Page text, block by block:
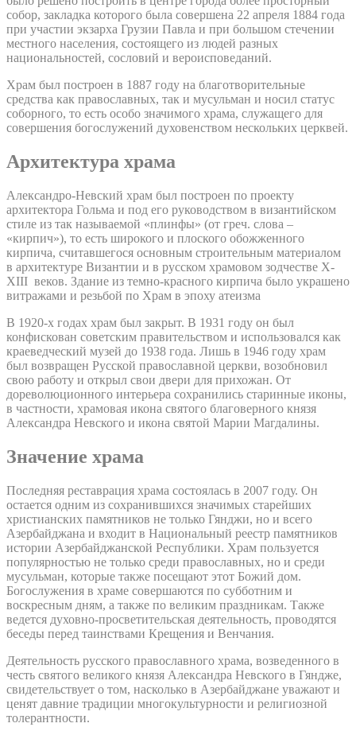
собор, закладка которого была совершена 22 апреля 1884 года
при участии экзарха Грузии Павла и при большом стечении
местного населения, состоящего из людей разных
национальностей, сословий и вероисповеданий.
Храм был построен в 1887 году на благотворительные
средства как православных, так и мусульман и носил статус
соборного, то есть особо значимого храма, служащего для
совершения богослужений духовенством нескольких церквей.
Архитектура храма
Александро-Невский храм был построен по проекту
архитектора Гольма и под его руководством в византийском
стиле из так называемой «плинфы» (от греч. слова –
«кирпич»), то есть широкого и плоского обожженного
кирпича, считавшегося основным строительным материалом
в архитектуре Византии и в русском храмовом зодчестве X-
XIII веков. Здание из темно-красного кирпича было украшено
витражами и резьбой по Храм в эпоху атеизма
В 1920-х годах храм был закрыт. В 1931 году он был
конфискован советским правительством и использовался как
краеведческий музей до 1938 года. Лишь в 1946 году храм
был возвращен Русской православной церкви, возобновил
свою работу и открыл свои двери для прихожан. От
дореволюционного интерьера сохранились старинные иконы,
в частности, храмовая икона святого благоверного князя
Александра Невского и икона святой Марии Магдалины.
Значение храма
Последняя реставрация храма состоялась в 2007 году. Он
остается одним из сохранившихся значимых старейших
христианских памятников не только Гянджи, но и всего
Азербайджана и входит в Национальный реестр памятников
истории Азербайджанской Республики. Храм пользуется
популярностью не только среди православных, но и среди
мусульман, которые также посещают этот Божий дом.
Богослужения в храме совершаются по субботним и
воскресным дням, а также по великим праздникам. Также
ведется духовно-просветительская деятельность, проводятся
беседы перед таинствами Крещения и Венчания.
Деятельность русского православного храма, возведенного в
честь святого великого князя Александра Невского в Гяндже,
свидетельствует о том, насколько в Азербайджане уважают и
ценят давние традиции многокультурности и религиозной
толерантности.